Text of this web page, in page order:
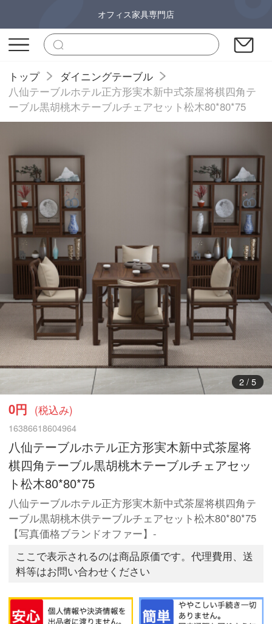
オフィス家具専門店
トップ
ダイニングテーブル
八仙テーブルホテル正方形実木新中式茶屋将棋四角テ
ーブル黒胡桃木テーブルチェアセット松木80*80*75
3/ 5
0円 (税込み)
16386618604964
八仙テーブルホテル正方形実木新中式茶屋将
棋四角テーブル黒胡桃木テーブルチェアセッ
ト松木80*80*75
八仙テーブルホテル正方形実木新中式茶屋将棋四角テ
ーブル黒胡桃木供テーブルチェアセット松木80*80*75
【写真価格ブランドオファー】-
ここで表示されるのは商品原価です。代理費用、送
料等はお問い合わせください